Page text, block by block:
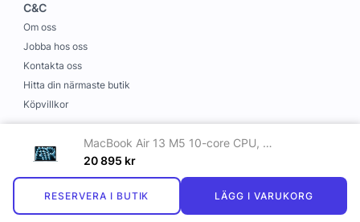
MacBook Air 13 M5 10-core CPU, 10-core GPU/16GB/1TB SSD - himmelsblå
20 895 kr
RESERVERA I BUTIK LÄGG I VARUKORG
C&C
Om oss
Jobba hos oss
Kontakta oss
Hitta din närmaste butik
Köpvillkor
Information
Leverans och betalning
Cookies
Personuppgiftspolicy